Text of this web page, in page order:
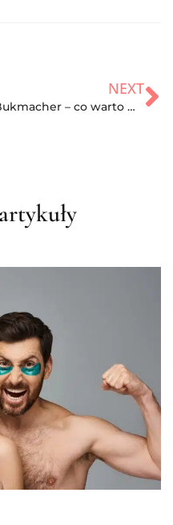
NEXT
Bukmacher – co warto wiedzieć?